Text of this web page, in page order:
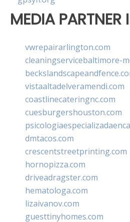
MEDIA PARTNER
vwrepairarlington.com
cleaningservicebaltimore-
vistaaltadelveramendi.com
coastlinecateringnc.com
cuesburgershouston.com
dmtacos.com
crescentstreetprinting.com
hornopizza.com
driveadragster.com
hematologa.com
lizaivanov.com
guesttinyhomes.com